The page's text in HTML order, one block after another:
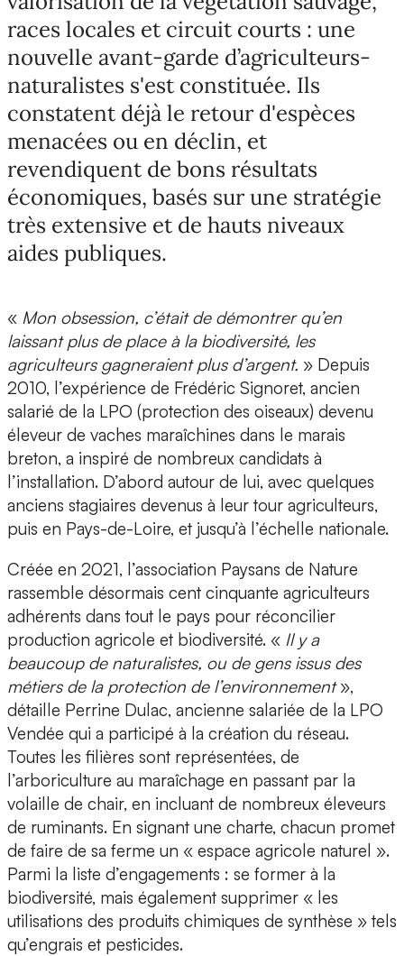
races locales et circuit courts : une
nouvelle avant-garde d’agriculteurs-
naturalistes s'est constituée. Ils
constatent déjà le retour d'espèces
menacées ou en déclin, et
revendiquent de bons résultats
économiques, basés sur une stratégie
très extensive et de hauts niveaux
aides publiques.
« Mon obsession, c’était de démontrer qu’en
laissant plus de place à la biodiversité, les
agriculteurs gagneraient plus d’argent. » Depuis
2010, l’expérience de Frédéric Signoret, ancien
salarié de la LPO (protection des oiseaux) devenu
éleveur de vaches maraîchines dans le marais
breton, a inspiré de nombreux candidats à
l’installation. D’abord autour de lui, avec quelques
anciens stagiaires devenus à leur tour agriculteurs,
puis en Pays-de-Loire, et jusqu’à l’échelle nationale.
Créée en 2021, l’association Paysans de Nature
rassemble désormais cent cinquante agriculteurs
adhérents dans tout le pays pour réconcilier
production agricole et biodiversité. « Il y a
beaucoup de naturalistes, ou de gens issus des
métiers de la protection de l’environnement»,
détaille Perrine Dulac, ancienne salariée de la LPO
Vendée qui a participé à la création du réseau.
Toutes les filières sont représentées, de
l’arboriculture au maraîchage en passant par la
volaille de chair, en incluant de nombreux éleveurs
de ruminants. En signant une charte, chacun promet
de faire de sa ferme un « espace agricole naturel ».
Parmi la liste d’engagements : se former à la
biodiversité, mais également supprimer « les
utilisations des produits chimiques de synthèse » tels
qu’engrais et pesticides.